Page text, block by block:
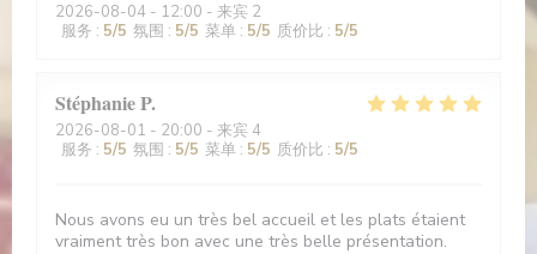
2026-08-04 - 12:00 - 来宾 2
服务 : 5/5 氛围 : 5/5 菜单 : 5/5 质价比 : 5/5
StéphanieP
2026-08-01 - 20:00 - 来宾 4
服务 : 5/5 氛围 : 5/5 菜单 : 5/5 质价比 : 5/5
Nous avons eu un très bel accueil et les plats étaient
vraiment très bon avec une très belle présentation.